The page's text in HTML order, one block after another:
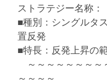
ストラテジー名称
■種別：シングルタ
置反発
■特長：反発上昇の
～～～～～～～～
～～～～